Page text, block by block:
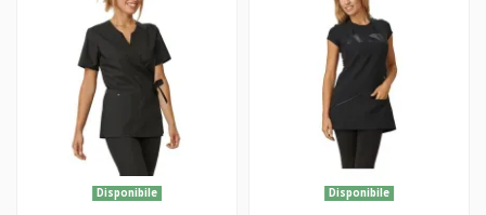
Disponibile Disponibile